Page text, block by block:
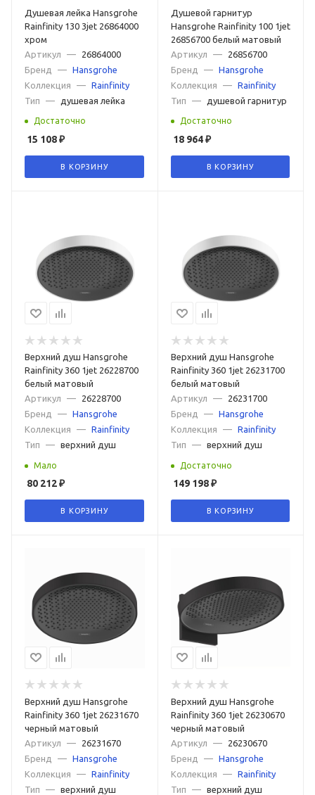
Душевая лейка Hansgrohe
Rainfinity 130 3jet 26864000
хром
Артикул
—
26864000
Бренд
— Hansgrohe
Коллекция
— Rainfinity
Тип
— душевая лейка
Достаточно
15 108₽
В КОРЗИНУ
Душевой гарнитур
Hansgrohe Rainfinity 100 1jet
26856700 белый матовый
Артикул
—
26856700
Бренд
—
Hansgrohe
Коллекция
—
Rainfinity
Тип
— душевой гарнитур
Достаточно
18 964₽
В КОРЗИНУ
Верхний душ Hansgrohe
Rainfinity 360 1jet 26228700
белый матовый
Артикул
—
26228700
Бренд
— Hansgrohe
Коллекция
— Rainfinity
Тип
— верхний душ
Мало
80 212₽
В КОРЗИНУ
Верхний душ Hansgrohe
Rainfinity 360 1jet 26231700
белый матовый
Артикул
—
26231700
Бренд
—
Hansgrohe
Коллекция
—
Rainfinity
Тип
— верхний душ
Достаточно
149 198₽
В КОРЗИНУ
Верхний душ Hansgrohe
Rainfinity 360 1jet 26231670
черный матовый
Артикул
—
26231670
Бренд
— Hansgrohe
Коллекция
— Rainfinity
Тип
— верхний душ
Верхний душ Hansgrohe
Rainfinity 360 1jet 26230670
черный матовый
Артикул
—
26230670
Бренд
—
Hansgrohe
Коллекция
—
Rainfinity
Тип
— верхний душ